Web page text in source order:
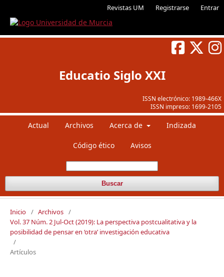
Revistas UM Registrarse Entrar
ISSN electrónico: 1989-466X
ISSN impreso: 1699-2105
Educatio Siglo XXI
Actual Archivos Acerca de Indizada
Código ético Avisos
Buscar
Inicio / Archivos /
Vol. 37 Núm. 2 Jul-Oct (2019): La perspectiva postcualitativa y la
posibilidad de pensar en ‘otra’ investigación educativa
/
Artículos